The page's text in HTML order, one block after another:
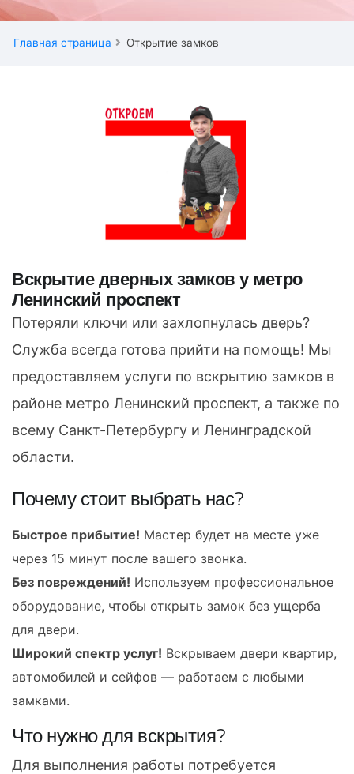
Главная страница Открытие замков
Вскрытие дверных замков у метро
Ленинский проспект
Потеряли ключи или захлопнулась дверь?
Служба всегда готова прийти на помощь! Мы
предоставляем услуги по вскрытию замков в
районе метро Ленинский проспект, а также по
всему Санкт-Петербургу и Ленинградской
области.
Почему стоит выбрать нас?
Быстрое прибытие! Мастер будет на месте уже
через 15 минут после вашего звонка.
Без повреждений! Используем профессиональное
оборудование, чтобы открыть замок без ущерба
для двери.
Широкий спектр услуг! Вскрываем двери квартир,
автомобилей и сейфов — работаем с любыми
замками.
Что нужно для вскрытия?
Для выполнения работы потребуется